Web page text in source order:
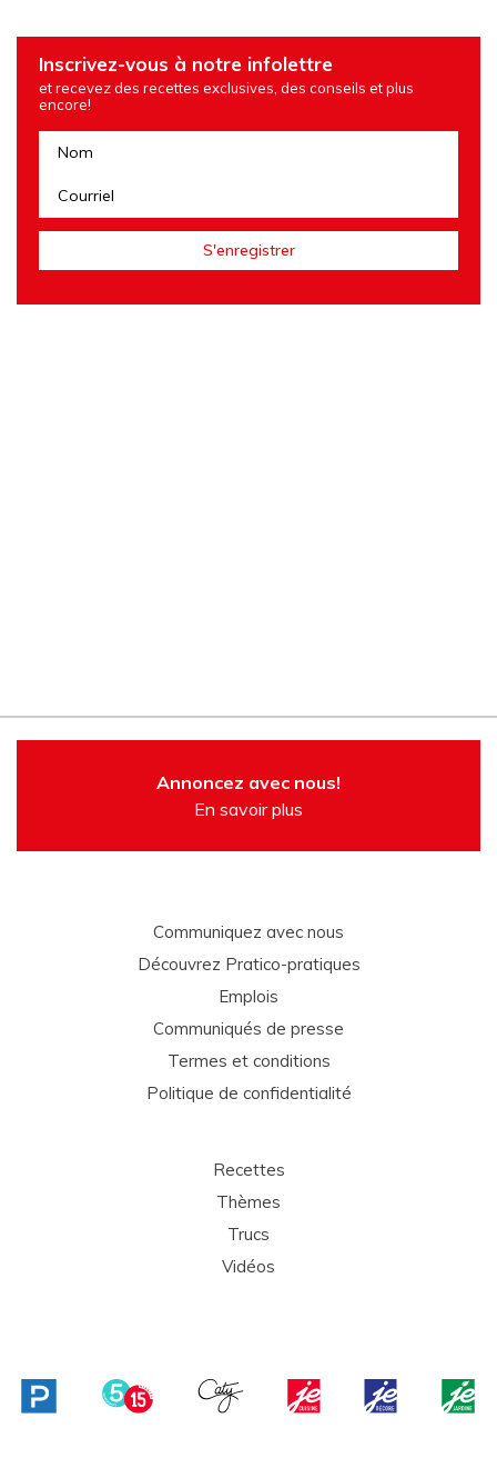
Inscrivez-vous à notre infolettre
et recevez des recettes exclusives, des conseils et plus
encore!
Annoncez avec nous!
En savoir plus
Communiquez avec nous
Découvrez Pratico-pratiques
Emplois
Communiqués de presse
Termes et conditions
Politique de confidentialité
Recettes
Thèmes
Trucs
Vidéos